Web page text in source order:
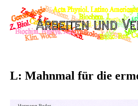
L: Mahnmal für die